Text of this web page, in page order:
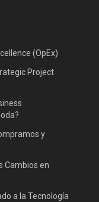
(OpEx)
Project
y
Cambios en
a la Tecnología